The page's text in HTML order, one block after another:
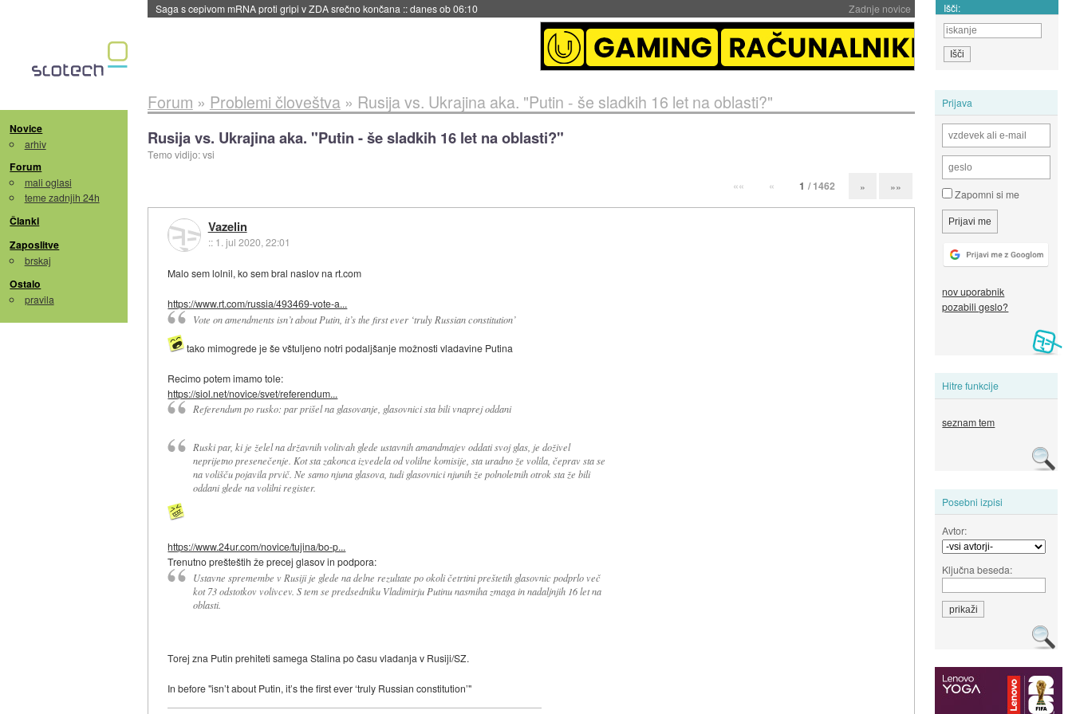
Zadnje novice
BMW v vozilih začel predvajati reklame::danes ob 06:09 Išči:
Novice
arhiv
Forum
mali oglasi
teme zadnjih 24h
Članki
Zaposlitve
brskaj
Ostalo
pravila
Prijava
Zapomni si me
nov uporabnik
pozabili geslo?
Hitre funkcije
seznam tem
Posebni izpisi
Avtor:
Ključna beseda:
Forum » Problemi človeštva» Rusija vs. Ukrajina aka. "Putin - še sladkih 16 let na oblasti?"
Rusija vs. Ukrajina aka. "Putin - še sladkih 16 let na oblasti?"
Temo vidijo: vsi
«« « 1 / 1462 » »»
Vazelin
:: 1. jul 2020, 22:01
Malo sem lolnil, ko sem bral naslov na rt.com
https://www.rt.com/russia/493469-vote-a...
Vote on amendments isn’t about Putin, it’s the first ever ‘truly Russian constitution’
tako mimogrede je še vštuljeno notri podaljšanje možnosti vladavine Putina
Recimo potem imamo tole:
https://siol.net/novice/svet/referendum...
Referendum po rusko: par prišel na glasovanje, glasovnici sta bili vnaprej oddani
Ruski par, ki je želel na državnih volitvah glede ustavnih amandmajev oddati svoj glas, je doživel
neprijetno presenečenje. Kot sta zakonca izvedela od volilne komisije, sta uradno že volila, čeprav sta se
na volišču pojavila prvič. Ne samo njuna glasova, tudi glasovnici njunih že polnoletnih otrok sta že bili
oddani glede na volilni register.
https://www.24ur.com/novice/tujina/bo-p...
Trenutno prešteštih že precej glasov in podpora:
Ustavne spremembe v Rusiji je glede na delne rezultate po okoli četrtini preštetih glasovnic podprlo več
kot 73 odstotkov volivcev. S tem se predsedniku Vladimirju Putinu nasmiha zmaga in nadaljnjih 16 let na
oblasti.
Torej zna Putin prehiteti samega Stalina po času vladanja v Rusiji/SZ.
In before "isn’t about Putin, it’s the first ever ‘truly Russian constitution’"